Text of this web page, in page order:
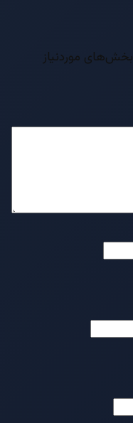
بخش‌های موردنیاز